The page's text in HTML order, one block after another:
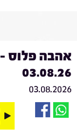
אהבה פלוס -
03.08.26
03.08.2026